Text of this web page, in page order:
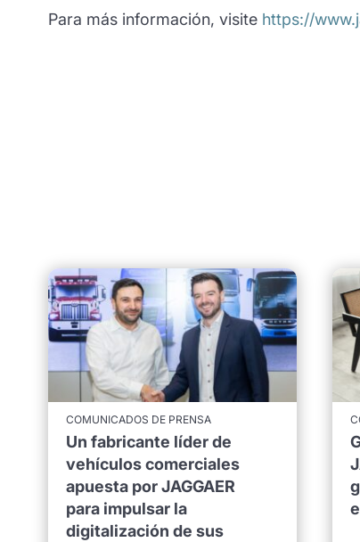
Para más información, visite https://
COMUNICADOS DE PRENSA
Un fabricante líder de
vehículos comerciales
apuesta por JAGGAER
para impulsar la
digitalización de sus